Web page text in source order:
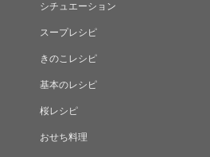
シチュエーション
スープレシピ
きのこレシピ
基本のレシピ
桜レシピ
おせち料理